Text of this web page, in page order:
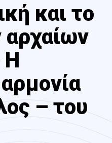
και το
αρχαίων
Η
– του